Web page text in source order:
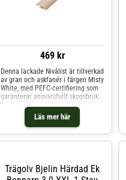
469 kr
Läs mer här
Denna lackade Nivålist är tillverkad
av gran och askfanér i färgen Misty
White, med PEFC-certifiering som
garanterar ansvarsfullt skogsbruk.
Nivålist ger en attraktiv övergång
vid nivåskillnader på 9-11 mm. .
Trägolv Bjelin Härdad Ek